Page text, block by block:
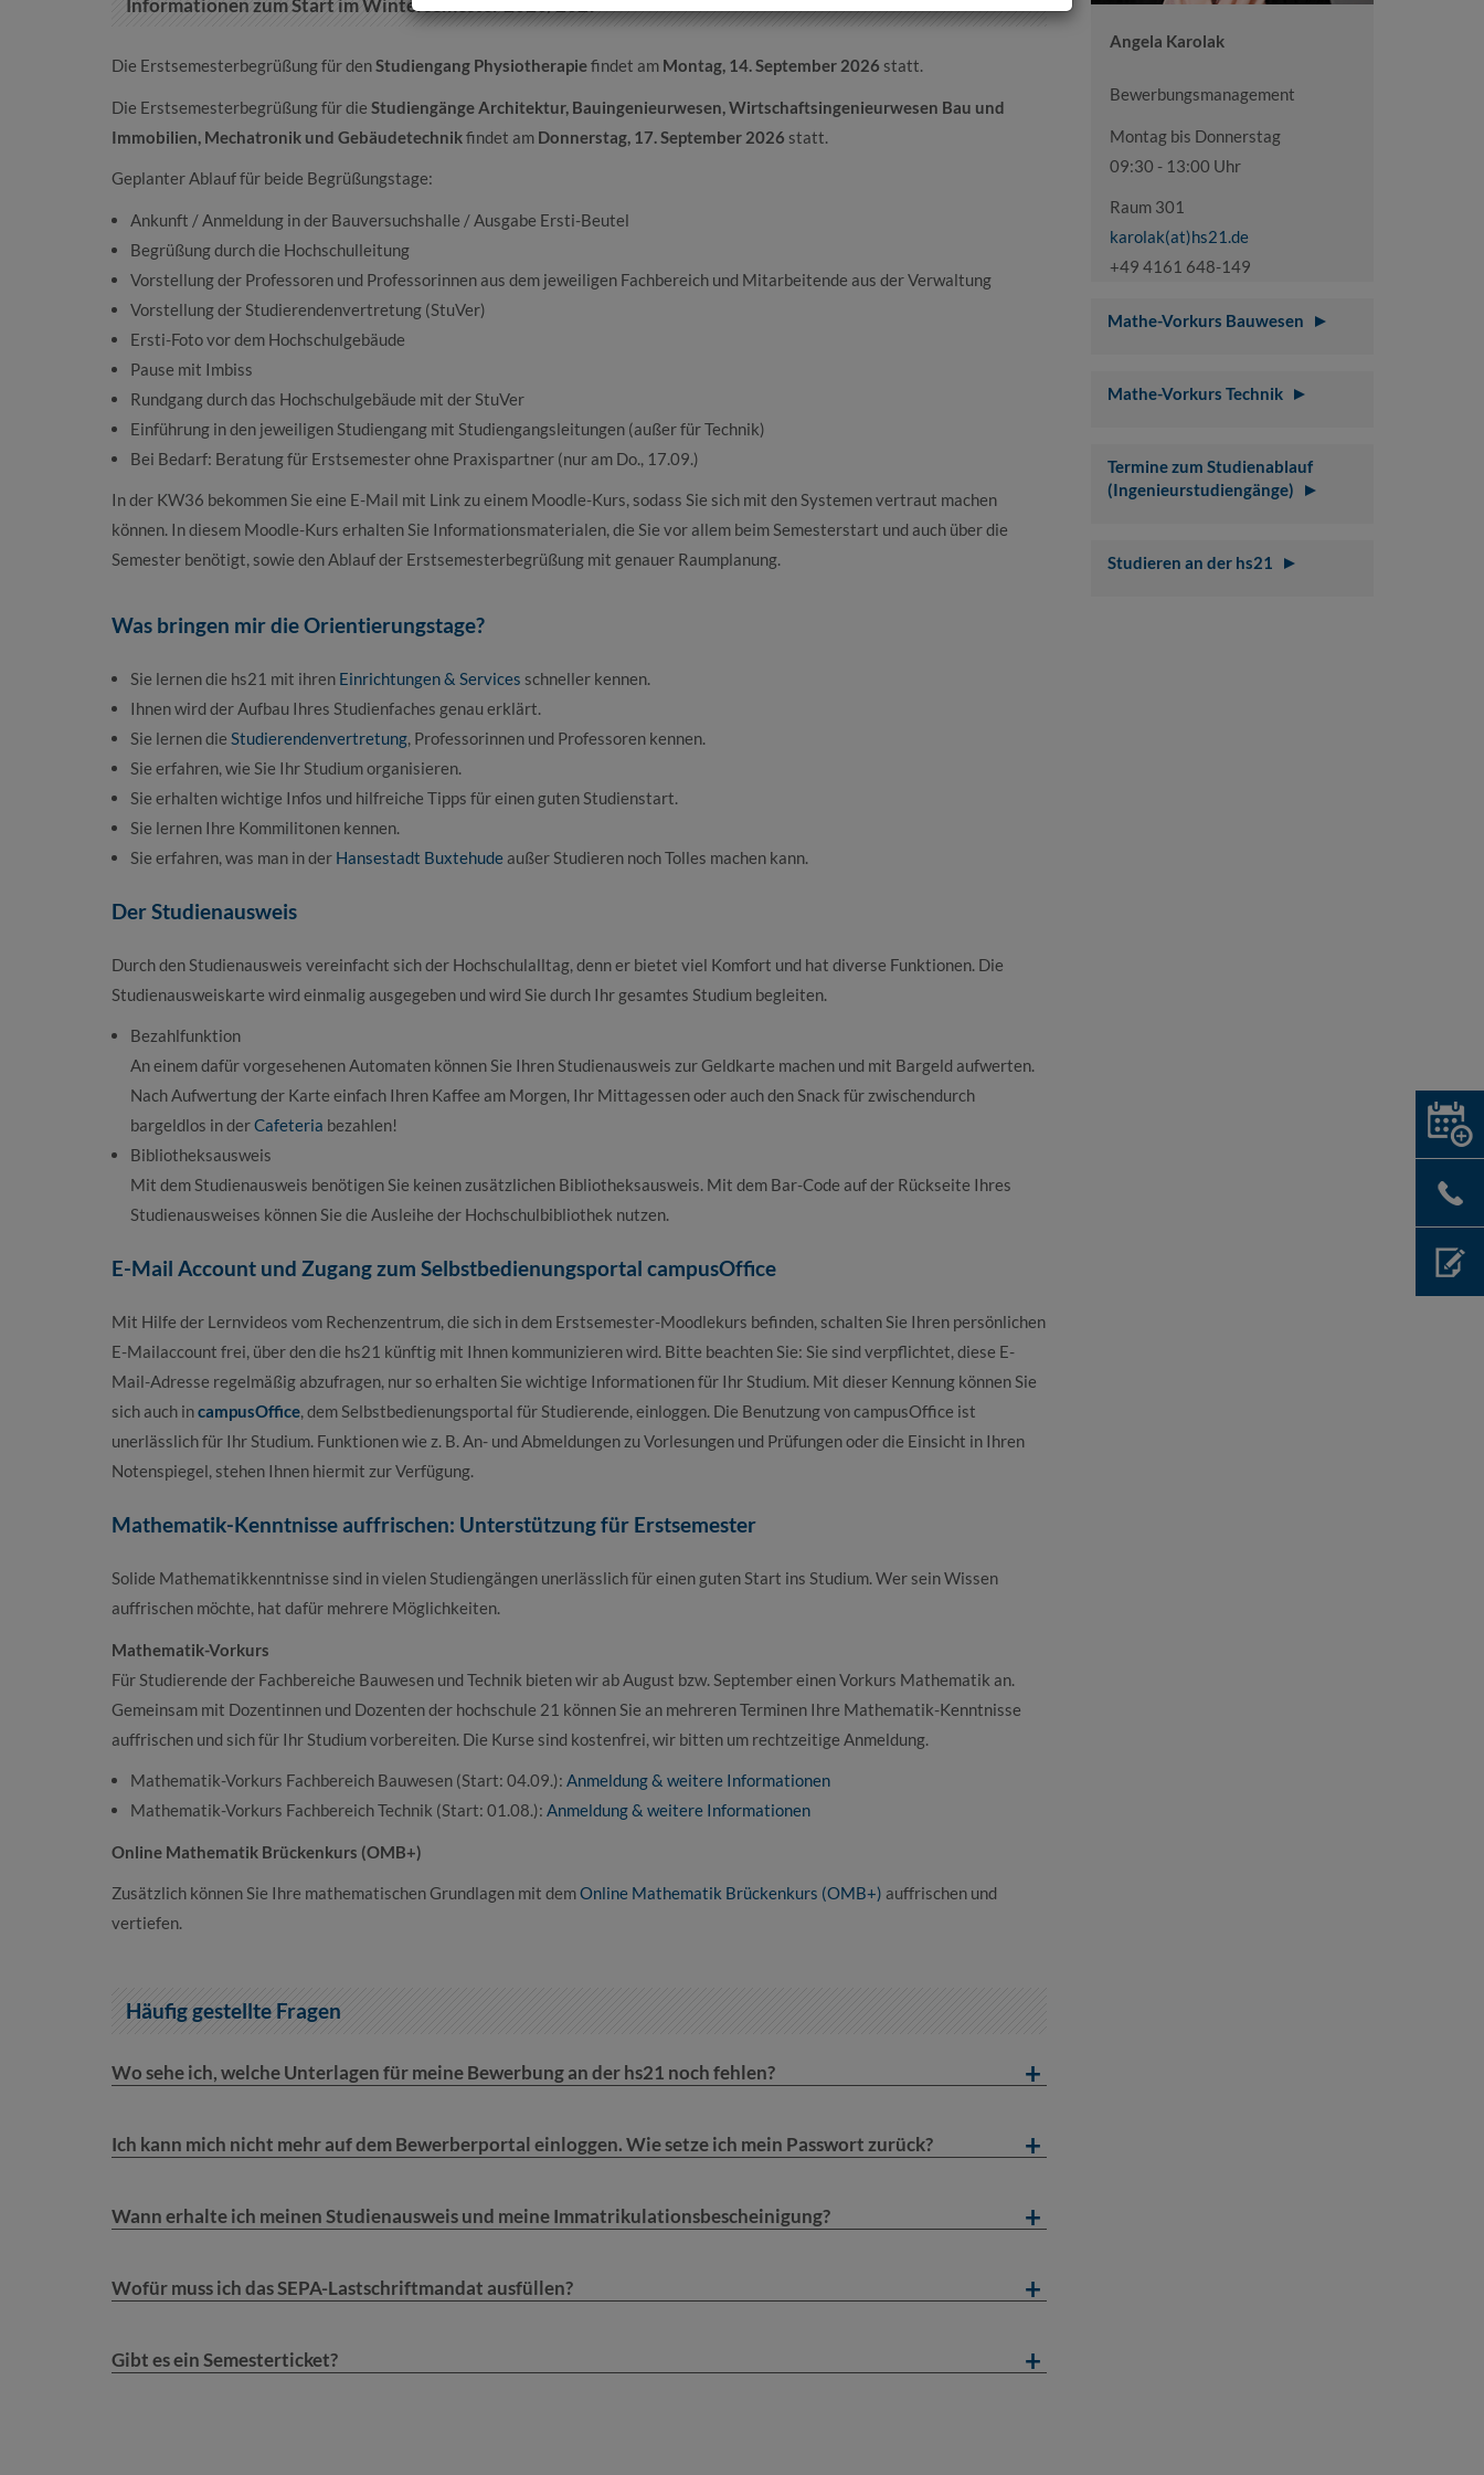
Informationen zum Start im Wintersemester 2026/2027
Die Erstsemesterbegrüßung für denStudiengang Physiotherapiefindet am Montag, 14. September 2026 statt.
Die Erstsemesterbegrüßung für die Studiengänge Architektur, Bauingenieurwesen, Wirtschaftsingenieurwesen Bau und
Immobilien, Mechatronik und Gebäudetechnikfindet am Donnerstag, 17. September 2026 statt.
Geplanter Ablauf für beide Begrüßungstage:
Ankunft / Anmeldung in der Bauversuchshalle / Ausgabe Ersti-Beutel
Begrüßung durch die Hochschulleitung
Vorstellung der Professoren und Professorinnen aus dem jeweiligen Fachbereich und Mitarbeitende aus der Verwaltung
Vorstellung der Studierendenvertretung (StuVer)
Ersti-Foto vor dem Hochschulgebäude
Pause mit Imbiss
Rundgang durch das Hochschulgebäude mit der StuVer
Einführung in den jeweiligen Studiengang mit Studiengangsleitungen (außer für Technik)
Bei Bedarf: Beratung für Erstsemester ohne Praxispartner (nur am Do., 17.09.)
In der KW36 bekommen Sie eine E-Mail mit Link zu einem Moodle-Kurs, sodass Sie sich mit den Systemen vertraut machen
können. In diesem Moodle-Kurs erhalten Sie Informationsmaterialen, die Sie vor allem beim Semesterstart und auch über die
Semester benötigt, sowie den Ablauf der Erstsemesterbegrüßung mit genauer Raumplanung.
Was bringen mir die Orientierungstage?
Sie lernen die hs21 mit ihren Einrichtungen & Services schneller kennen.
Ihnen wird der Aufbau Ihres Studienfaches genau erklärt.
Sie lernen die Studierendenvertretung, Professorinnen und Professoren kennen.
Sie erfahren, wie Sie Ihr Studium organisieren.
Sie erhalten wichtige Infos und hilfreiche Tipps für einen guten Studienstart.
Sie lernen Ihre Kommilitonen kennen.
Sie erfahren, was man in der Hansestadt Buxtehudeaußer Studieren noch Tolles machen kann.
Der Studienausweis
Durch den Studienausweis vereinfacht sich der Hochschulalltag, denn er bietet viel Komfort und hat diverse Funktionen. Die
Studienausweiskarte wird einmalig ausgegeben und wird Sie durch Ihr gesamtes Studium begleiten.
Bezahlfunktion
An einem dafür vorgesehenen Automaten können Sie Ihren Studienausweis zur Geldkarte machen und mit Bargeld aufwerten.
Nach Aufwertung der Karte einfach Ihren Kaffee am Morgen, Ihr Mittagessen oder auch den Snack für zwischendurch
bargeldlos in derCafeteria bezahlen!
Bibliotheksausweis
Mit dem Studienausweis benötigen Sie keinen zusätzlichen Bibliotheksausweis. Mit dem Bar-Code auf der Rückseite Ihres
Studienausweises können Sie die Ausleihe der Hochschulbibliothek nutzen.
E-Mail Account und Zugang zum Selbstbedienungsportal campusOffice
Mit Hilfe der Lernvideos vom Rechenzentrum, die sich in dem Erstsemester-Moodlekurs befinden, schalten Sie Ihren persönlichen
E-Mailaccount frei, über den die hs21 künftig mit Ihnen kommunizieren wird. Bitte beachten Sie: Sie sind verpflichtet, diese E-
Mail-Adresse regelmäßig abzufragen, nur so erhalten Sie wichtige Informationen für Ihr Studium. Mit dieser Kennung können Sie
sich auch incampusOffice, dem Selbstbedienungsportal für Studierende, einloggen. Die Benutzung von campusOffice ist
unerlässlich für Ihr Studium. Funktionen wie z. B. An- und Abmeldungen zu Vorlesungen und Prüfungen oder die Einsicht in Ihren
Notenspiegel, stehen Ihnen hiermit zur Verfügung.
Mathematik-Kenntnisse auffrischen: Unterstützung für Erstsemester
Solide Mathematikkenntnisse sind in vielen Studiengängen unerlässlich für einen guten Start ins Studium. Wer sein Wissen
auffrischen möchte, hat dafür mehrere Möglichkeiten.
Mathematik-Vorkurs
Für Studierende der Fachbereiche Bauwesen und Technik bieten wir ab August bzw. September einen Vorkurs Mathematik an.
Gemeinsam mit Dozentinnen und Dozenten der hochschule 21 können Sie an mehreren Terminen Ihre Mathematik-Kenntnisse
auffrischen und sich für Ihr Studium vorbereiten. Die Kurse sind kostenfrei, wir bitten um rechtzeitige Anmeldung.
Mathematik-Vorkurs Fachbereich Bauwesen (Start: 04.09.): Anmeldung & weitere Informationen
Mathematik-Vorkurs Fachbereich Technik (Start: 01.08.): Anmeldung & weitere Informationen
Online Mathematik Brückenkurs (OMB+)
Zusätzlich können Sie Ihre mathematischen Grundlagen mit demOnline Mathematik Brückenkurs (OMB+) auffrischen und
vertiefen.
Häufig gestellte Fragen
Wo sehe ich, welche Unterlagen für meine Bewerbung an der hs21 noch fehlen?
Ich kann mich nicht mehr auf dem Bewerberportal einloggen. Wie setze ich mein Passwort zurück?
Wann erhalte ich meinen Studienausweis und meine Immatrikulationsbescheinigung?
Wofür muss ich das SEPA-Lastschriftmandat ausfüllen?
Gibt es ein Semesterticket?
Angela Karolak
Bewerbungsmanagement
Montag bis Donnerstag
09:30 - 13:00 Uhr
Raum 301
karolak(at)hs21.de
+49 4161 648-149
Mathe-Vorkurs Bauwesen
Mathe-Vorkurs Technik
Termine zum Studienablauf
(Ingenieurstudiengänge)
Studieren an der hs21